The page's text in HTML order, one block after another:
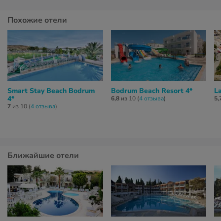
Похожие отели
Smart Stay Beach Bodrum
4*
7 из 10 (4 отзывa)
Bodrum Beach Resort 4*
6,8из 10 (4 отзывa)
Ближайшие отели